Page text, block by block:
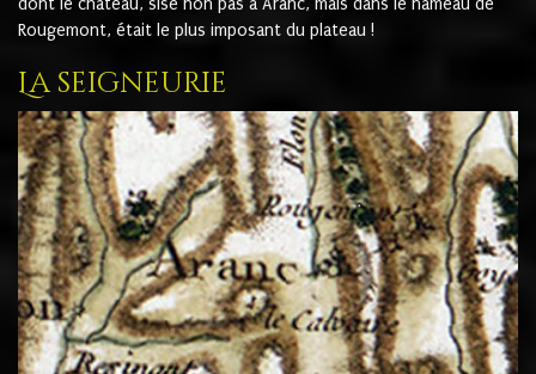
dont le château, sise non pas à Aranc, mais dans le hameau de
Rougemont, était le plus imposant du plateau !
La seigneurie